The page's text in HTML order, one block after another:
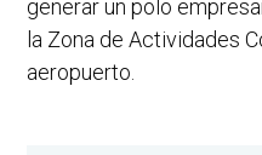
generar un polo
la Zona de Actividades
aeropuerto.